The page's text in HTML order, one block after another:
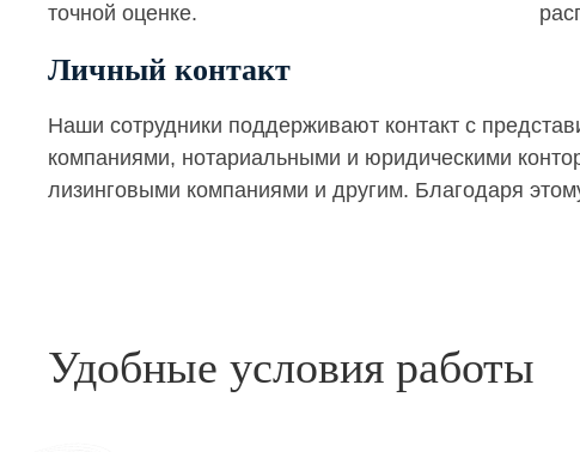
точной оценке.
Личный контакт
Наши сотрудники поддерживают контакт с
компаниями, нотариальными и юридическими
лизинговыми компаниями и другим. Благодаря
Удобные условия работы